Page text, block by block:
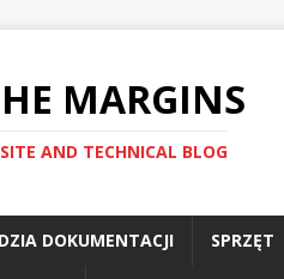
MARGINS
AND TECHNICAL BLOG
DOKUMENTACJI SPRZĘT